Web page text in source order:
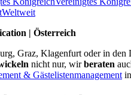
Weltweit
| Österreich
Graz, Klagenfurt oder in
nicht nur, wirberaten
& Gästelistenmanagement